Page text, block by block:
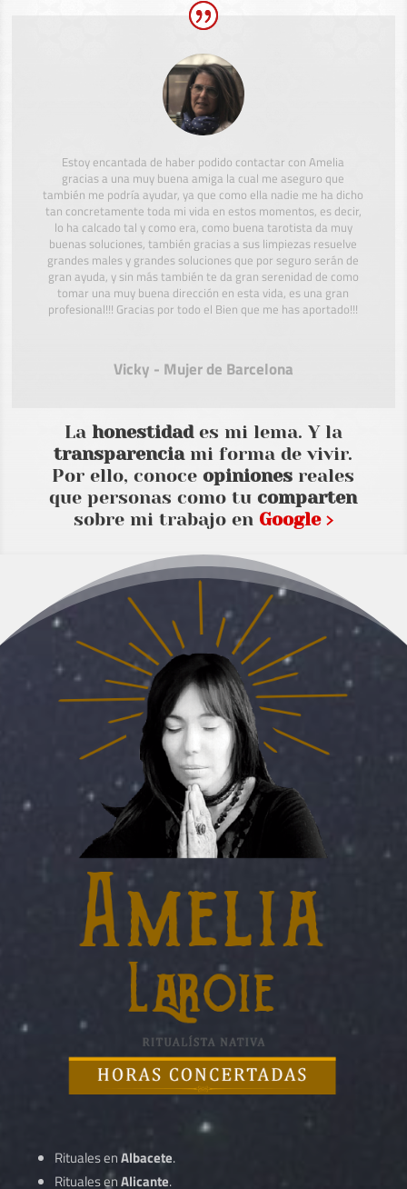
Estoy encantada de haber podido contactar con Amelia
gracias a una muy buena amiga la cual me aseguro que
también me podría ayudar, ya que como ella nadie me ha dicho
tan concretamente toda mi vida en estos momentos, es decir,
lo ha calcado tal y como era, como buena tarotista da muy
buenas soluciones, también gracias a sus limpiezas resuelve
grandes males y grandes soluciones que por seguro serán de
gran ayuda, y sin más también te da gran serenidad de como
tomar una muy buena dirección en esta vida, es una gran
profesional!!! Gracias por todo el Bien que me has aportado!!!
Vicky - Mujer de Barcelona
La honestidades mi lema. Y la
transparenciami forma de vivir.
Por ello, conoceopiniones reales
que personas como tucomparten
sobre mi trabajo en Google ›
Rituales enAlbacete.
Rituales enAlicante.